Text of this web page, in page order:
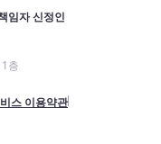
임자 신정인
층
스 이용약관